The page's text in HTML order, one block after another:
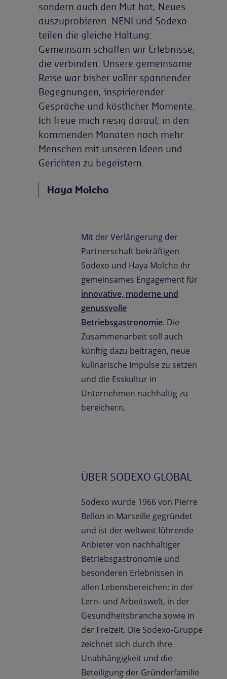
sondern auch den Mut hat, Neues
auszuprobieren. NENI und Sodexo
teilen die gleiche Haltung:
Gemeinsam schaffen wir Erlebnisse,
die verbinden. Unsere gemeinsame
Reise war bisher voller spannender
Begegnungen, inspirierender
Gespräche und köstlicher Momente.
Ich freue mich riesig darauf, in den
kommenden Monaten noch mehr
Menschen mit unseren Ideen und
Gerichten zu begeistern.
Haya Molcho
Mit der Verlängerung der
Partnerschaft bekräftigen
Sodexo und Haya Molcho ihr
gemeinsames Engagement für
innovative, moderne und
genussvolle
Betriebsgastronomie. Die
Zusammenarbeit soll auch
künftig dazu beitragen, neue
kulinarische Impulse zu setzen
und die Esskultur in
Unternehmen nachhaltig zu
bereichern.
ÜBER SODEXO GLOBAL
Sodexo wurde 1966 von Pierre
Bellon in Marseille gegründet
und ist der weltweit führende
Anbieter von nachhaltiger
Betriebsgastronomie und
besonderen Erlebnissen in
allen Lebensbereichen: in der
Lern- und Arbeitswelt, in der
Gesundheitsbranche sowie in
der Freizeit. Die Sodexo-Gruppe
zeichnet sich durch ihre
Unabhängigkeit und die
Beteiligung der Gründerfamilie